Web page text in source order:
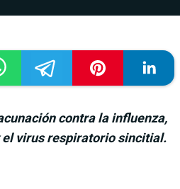
contra la influenza,
el virus respiratorio sincitial.